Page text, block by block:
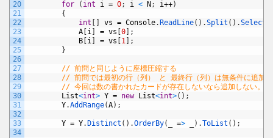
20
21
22
23
24
25
26
27
28
29
30
31
32
33
34
for ( int i = 0; i < N; i++)
{
int [ ] vs = Console.ReadLine( ) .Split ( ) .Select
A [i ] = vs [0] ;
B [i ] = vs [1 ] ;
}
// 前問と同じように座標圧縮する
// 前問では最初の行（列） と 最終行（列）は無条件に追加
// 今回は数の書かれたカードが存在しないなら追加しない。
List<int> Y = new List<int>( ) ;
Y.AddRange(A) ;
Y = Y.Distinct ( ) .OrderBy( => ) .ToList ( ) ;